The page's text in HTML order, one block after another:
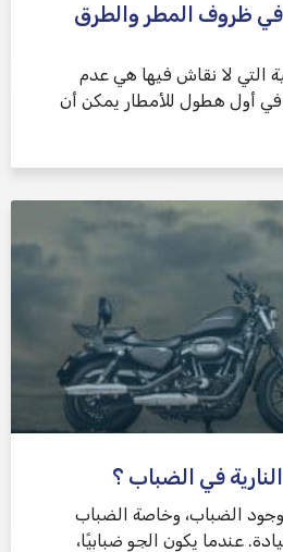
ظروف المطر والطرق
التي لا نقاش فيها هي عدم
في أول هطول للأمطار يمكن أن
في الضباب ؟
الضباب، وخاصة الضباب
عندما يكون الجو ضبابيًا،